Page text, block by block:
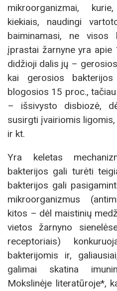
mikroorganizmai,
kiekiais, naudingi
baiminamasi, ne visos
įprastai žarnyne yra
didžioji dalis jų –
kai gerosios
blogosios 15 proc.,
– išsivysto disbiozė,
susirgti įvairiomis
ir kt.
Yra keletas
bakterijos gali turėti
bakterijos gali
mikroorganizmus
kitos – dėl maistinių
vietos žarnyno
receptoriais)
bakterijomis ir,
galimai skatina
Mokslinėje literatūroje*,